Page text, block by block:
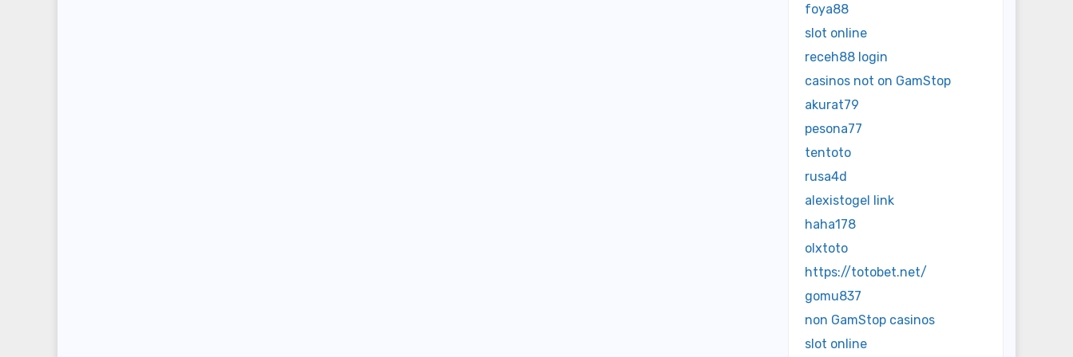
foya88
slot online
receh88 login
casinos not on GamStop
akurat79
pesona77
tentoto
rusa4d
alexistogel link
haha178
olxtoto
https://totobet.net/
gomu837
non GamStop casinos
slot online